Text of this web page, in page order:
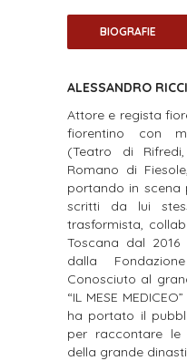
BIOGRAFIE
ALESSANDRO
Attore e regista
fiorentino con
(Teatro di
Romano di
portando in scena
scritti da lui
trasformista,
Toscana dal
dalla
Conosciuto al
“IL MESE
ha portato il
per raccontare le
della grande